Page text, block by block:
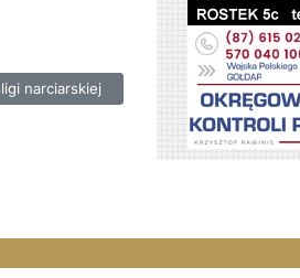
Końcowe wyniki ligi narciarskiej
narciarskiej